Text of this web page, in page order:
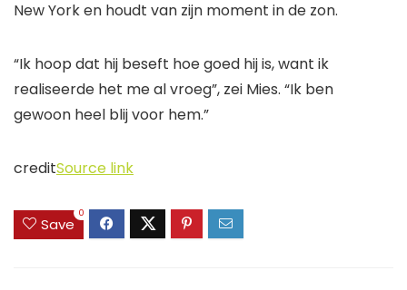
New York en houdt van zijn moment in de zon.
“Ik hoop dat hij beseft hoe goed hij is, want ik
realiseerde het me al vroeg”, zei Mies. “Ik ben
gewoon heel blij voor hem.”
creditSource link
Save
0